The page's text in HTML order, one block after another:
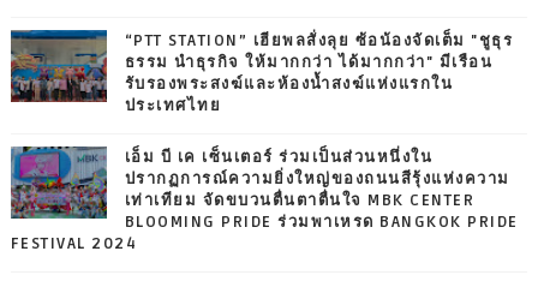
“PTT STATION” เฮียพลสั่งลุย ซ้อน้องจัดเต็ม "ชูธุร
ธรรม นำธุรกิจ ให้มากกว่า ได้มากกว่า" มีเรือน
รับรองพระสงฆ์และห้องน้ำสงฆ์แห่งแรกใน
ประเทศไทย
เอ็ม บี เค เซ็นเตอร์ ร่วมเป็นส่วนหนึ่งใน
ปรากฏการณ์ความยิ่งใหญ่ของถนนสีรุ้งแห่งความ
เท่าเทียม จัดขบวนตื่นตาตื่นใจ MBK CENTER
BLOOMING PRIDE ร่วมพาเหรด BANGKOK PRIDE
FESTIVAL 2024